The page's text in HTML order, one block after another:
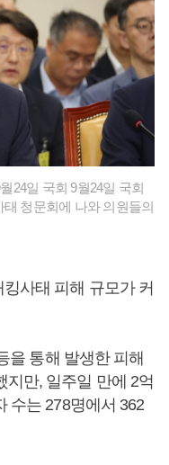
24일 국회 9월24일 국회
청문회에 나와 의원들의
사태 피해 규모가 커
을 통해 발생한 피해
지만, 일주일 만에 2억
수는 278명에서 362